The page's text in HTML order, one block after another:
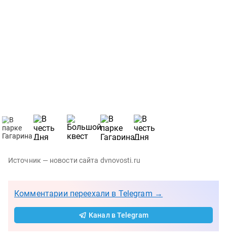
Источник — новости сайта dvnovosti.ru
Комментарии переехали в Telegram →
Канал в Telegram